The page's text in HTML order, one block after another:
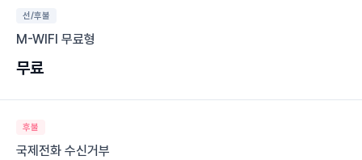
선/후불
M-WIFI 무료형
무료
후불
국제전화 수신거부